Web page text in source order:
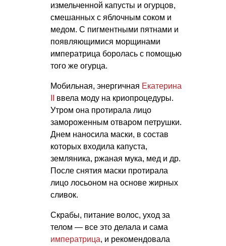
измельченной капусты и огурцов,
смешанных с яблочным соком и
медом. С пигментными пятнами и
появляющимися морщинами
императрица боролась с помощью
того же огурца.
Мобильная, энергичная Екатерина
ввела моду на криопроцедуры.
Утром она протирала лицо
замороженным отваром петрушки.
Днем наносила маски, в состав
которых входила капуста,
земляника, ржаная мука, мед и др.
После снятия маски протирала
лицо лосьоном на основе жирных
сливок.
Скрабы, питание волос, уход за
телом — все это делала и сама
императрица, и рекомендовала